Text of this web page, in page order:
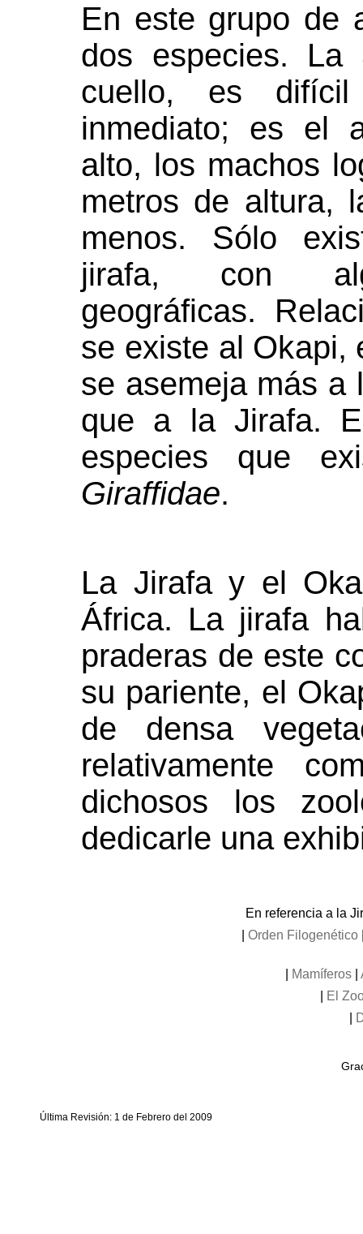
En este grupo de
dos especies.
cuello, es
inmediato; es el
alto, los machos
metros de altura,
menos. Sólo
jirafa, con
geográficas.
se existe al Okapi,
se asemeja más a
que a la Jirafa.
especies que
Giraffidae.
La Jirafa y el
África. La jirafa
praderas de este
su pariente, el
de densa
relativamente
dichosos los
dedicarle una
En referencia a la
Orden Filogenético
Mamíferos|
El
Última Revisión: 1 de Febrero del 2009